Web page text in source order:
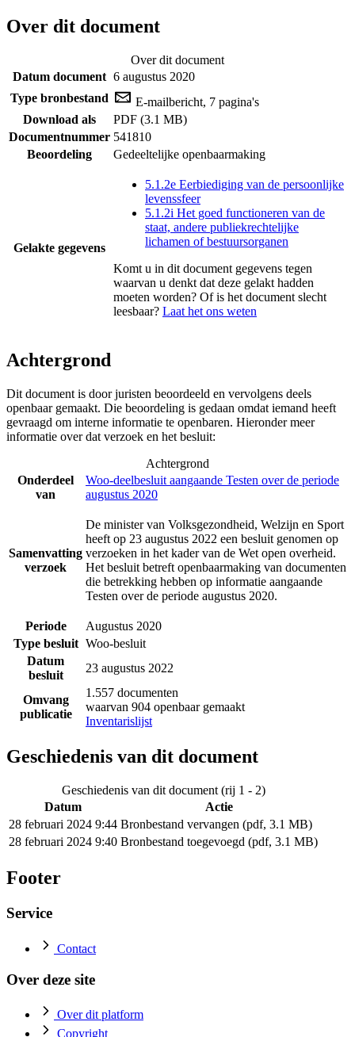
Over dit document
Over dit document
Datum document 6 augustus 2020
Type bronbestand
E-mailbericht, 7 pagina's
Download als
PDF (3.1 MB)
Documentnummer 541810
Beoordeling
Gedeeltelijke openbaarmaking
Gelakte gegevens
5.1.2e Eerbiediging van de persoonlijke
levenssfeer
5.1.2i Het goed functioneren van de
staat, andere publiekrechtelijke
lichamen of bestuursorganen
Komt u in dit document gegevens tegen
waarvan u denkt dat deze gelakt hadden
moeten worden? Of is het document slecht
leesbaar? Laat het ons weten
Achtergrond
Dit document is door juristen beoordeeld en vervolgens deels
openbaar gemaakt. Die beoordeling is gedaan omdat iemand heeft
gevraagd om interne informatie te openbaren. Hieronder meer
informatie over dat verzoek en het besluit:
Achtergrond
Onderdeel
van
Woo-deelbesluit aangaande Testen over de periode
augustus 2020
Samenvatting
verzoek
De minister van Volksgezondheid, Welzijn en Sport
heeft op 23 augustus 2022 een besluit genomen op
verzoeken in het kader van de Wet open overheid.
Het besluit betreft openbaarmaking van documenten
die betrekking hebben op informatie aangaande
Testen over de periode augustus 2020.
Periode
Augustus 2020
Type besluit Woo-besluit
Datum
besluit
23 augustus 2022
Omvang
publicatie
1.557 documenten
waarvan 904 openbaar gemaakt
Inventarislijst
Geschiedenis van dit document
Geschiedenis van dit document (rij 1 - 2)
Datum
Actie
28 februari 2024 9:44 Bronbestand vervangen (pdf, 3.1 MB)
28 februari 2024 9:40 Bronbestand toegevoegd (pdf, 3.1 MB)
Footer
Service
Contact
Over deze site
Over dit platform
Copyright